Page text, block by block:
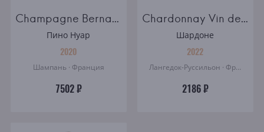
Champagne Bernard Remy Carte Blanche brut
Пино Нуар
2020
Шампань · Франция
7502 ₽
Chardonnay Vin de France Maison Castel
Шардоне
2022
Лангедок-Руссильон · Франция
2186 ₽